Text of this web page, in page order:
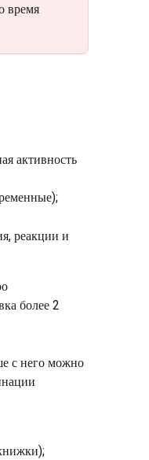
время
активность
реакции и
более 2
с него можно